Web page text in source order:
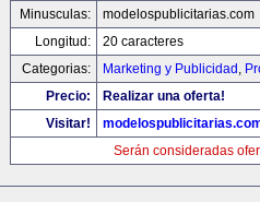
Minusculas:
modelospublicitarias.com
Longitud:
20 caracteres
Categorias:
Marketing y Publicidad ,
Precio:
Realizar una oferta!
Visitar!
Serán consideradas